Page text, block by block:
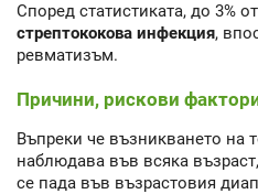
Според статистиката, до 3%
стрептококова инфекция,
ревматизъм.
Причини, рискови
Въпреки че възникването на
наблюдава във всяка
се пада във възрастовия